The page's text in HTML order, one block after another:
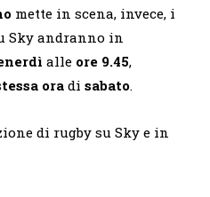
mette in scena, invece, i
Sky andranno in
alle ore 9.45,
ora di sabato.
di rugby su Sky e in